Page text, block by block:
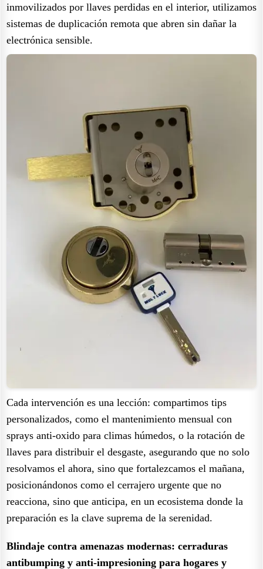
inmovilizados por llaves perdidas en el interior, utilizamos
sistemas de duplicación remota que abren sin dañar la
electrónica sensible.
Cada intervención es una lección: compartimos tips
personalizados, como el mantenimiento mensual con
sprays anti-oxido para climas húmedos, o la rotación de
llaves para distribuir el desgaste, asegurando que no solo
resolvamos el ahora, sino que fortalezcamos el mañana,
posicionándonos como el cerrajero urgente que no
reacciona, sino que anticipa, en un ecosistema donde la
preparación es la clave suprema de la serenidad.
Blindaje contra amenazas modernas: cerraduras
antibumping y anti-impresioning para hogares y